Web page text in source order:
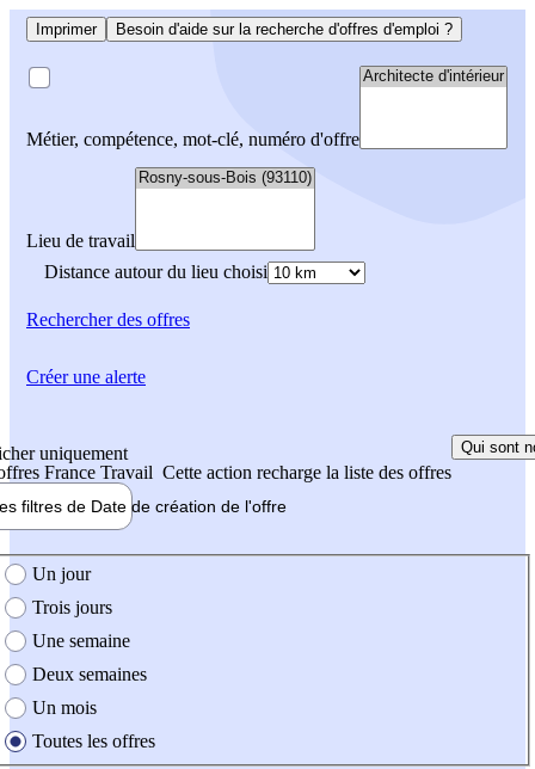
Imprimer Besoin d'aide sur la recherche d'offres d'emploi ?
Métier, compétence, mot-clé, numéro d'offre
Lieu de travail
Distance autour du lieu choisi
Rechercherdes offres
uniquement
France Travail Cette action recharge la liste des offres
Qui sont
filtres de Date de création de l'offre
création de l'offre
Un jour
Trois jours
Une semaine
Deux semaines
Un mois
Toutes les offres
Créer une alerte